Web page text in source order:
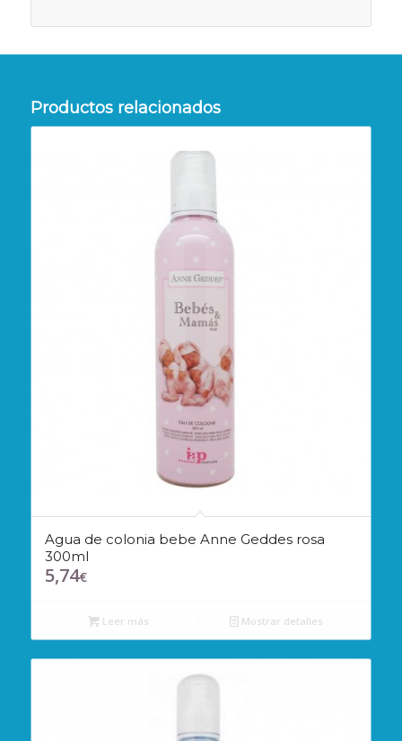
Productos relacionados
Agua de colonia bebe Anne Geddes rosa
300ml
5,74€
Leer más Mostrar detalles